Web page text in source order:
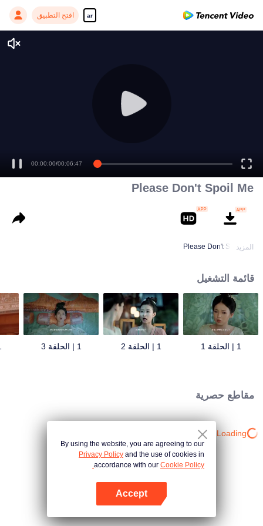
ar افتح التطبيق
00:00:00/00:06:47
Please Don't Spoil Me
Please Don't Spoil Me
المزيد
قائمة التشغيل
1 | الحلقة 1 1 | الحلقة 2 1 | الحلقة 3
مقاطع حصرية
Loading…
By using the website, you are agreeing to our
Privacy Policy and the use of cookies in
accordance with our Cookie Policy.
Accept